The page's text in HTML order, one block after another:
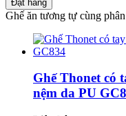
Đặt hàng
Ghế ăn tương tự cùng
Ghế Thonet có
nệm da PU